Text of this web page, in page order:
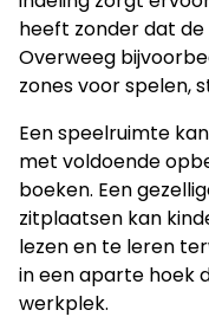
heeft zonder dat
Overweeg
zones voor spelen,
Een speelruimte
met voldoende
boeken. Een
zitplaatsen kan
lezen en te leren
in een aparte hoek
werkplek.